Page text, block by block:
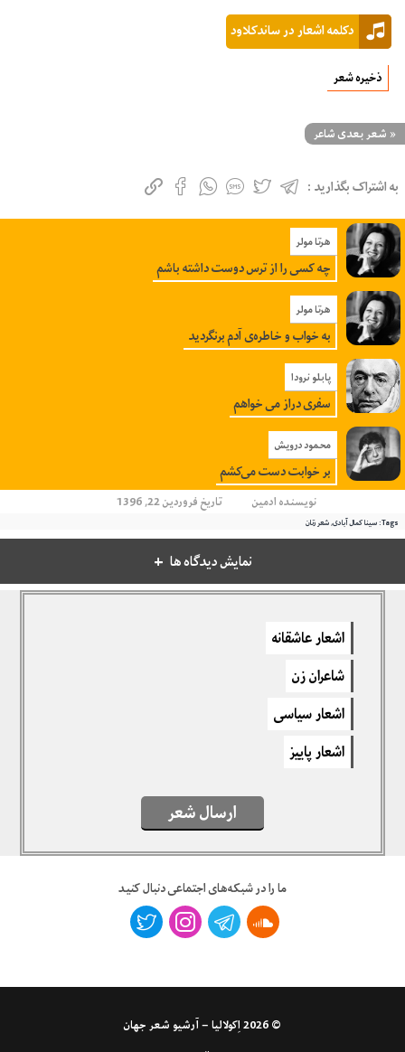
دکلمه اشعار در ساندکلاود
ذخیره شعر
« شعر بعدی شاعر
به اشتراک بگذارید :
هرتا مولر
چه کسی را از ترس دوست داشته باشم
هرتا مولر
به خواب و خاطره‌‌‌ی آدم برنگردید
پابلو نرودا
سفری دراز می خواهم
محمود درویش
بر خوابت دست می‌کشم
نویسندهادمین تاریخ فروردین 22, 1396
Tags: سینا کمال آبادی,شعر زنان
نمایش دیدگاه ها
دیدگاهتان را بنویسید
برای نوشتن دیدگاه باید
اشعار عاشقانه
شاعران زن
اشعار سیاسی
اشعار پاییز
ارسال شعر
ما را در شبکه‌های اجتماعی دنبال کنید
© 2026
اِکولالیا – آرشیو شعر جهان